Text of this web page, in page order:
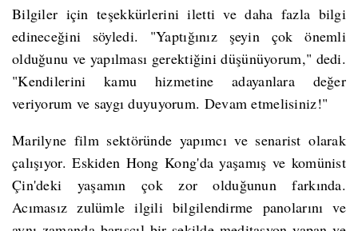
Bilgiler için teşekkürlerini iletti ve daha fazla bilgi
edineceğini söyledi. "Yaptığınız şeyin çok önemli
olduğunu ve yapılması gerektiğini düşünüyorum," dedi.
"Kendilerini kamu hizmetine adayanlara değer
veriyorum ve saygı duyuyorum. Devam etmelisiniz!"
Marilyne film sektöründe yapımcı ve senarist olarak
çalışıyor. Eskiden Hong Kong'da yaşamış ve komünist
Çin'deki yaşamın çok zor olduğunun farkında.
Acımasız zulümle ilgili bilgilendirme panolarını ve